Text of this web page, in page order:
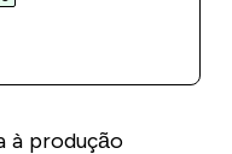
à produção